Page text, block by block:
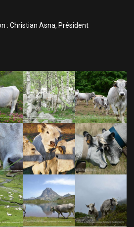
: Christian Asna, Président